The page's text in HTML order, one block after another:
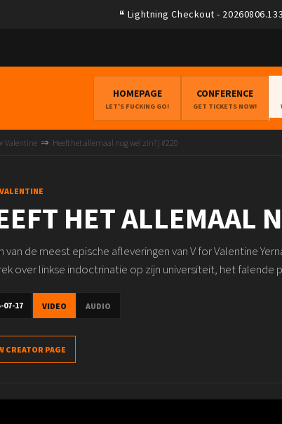
Lightning Checkout -
HOMEPAGE
LET'S FUCKING GO!
CONFERENCE
GET TICKETS NOW!
Valentine Heeft het allemaal nog wel zin? | #220
HET ALLEMAAL
van de meest epische afleveringen van V for Valentine
over linkse indoctrinatie op zijn universiteit, het falende
07-17 VIDEO AUDIO
CREATOR PAGE